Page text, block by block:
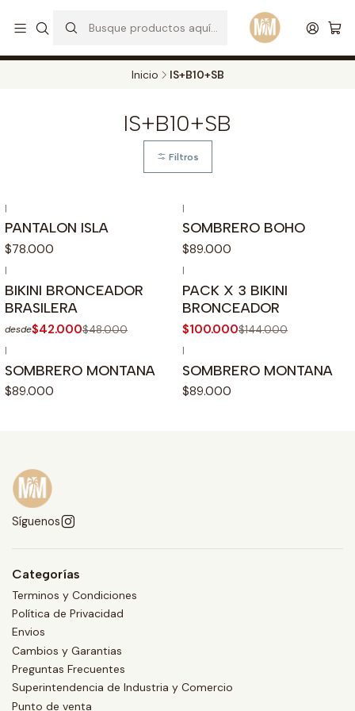
Envios a todo el pais. Opcion EXPRESS en Medellin y Bogota Leer más
Inicio IS+B10+SB
IS+B10+SB
Filtros
|
PANTALON ISLA
$78.000
|
SOMBRERO BOHO
$89.000
|
BIKINI BRONCEADOR
BRASILERA
desde$42.000$48.000
|
PACK X 3 BIKINI
BRONCEADOR
$100.000$144.000
|
SOMBRERO MONTANA
$89.000
|
SOMBRERO MONTANA
$89.000
Síguenos
Categorías
Terminos y Condiciones
Política de Privacidad
Envios
Cambios y Garantias
Preguntas Frecuentes
Superintendencia de Industria y Comercio
Punto de venta